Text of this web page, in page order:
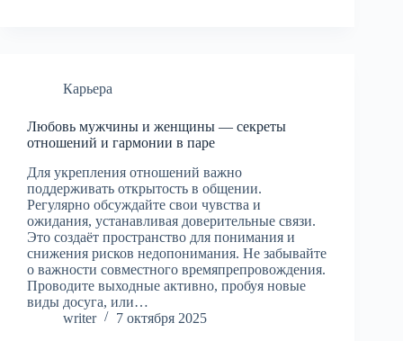
Карьера
Любовь мужчины и женщины — секреты
отношений и гармонии в паре
Для укрепления отношений важно
поддерживать открытость в общении.
Регулярно обсуждайте свои чувства и
ожидания, устанавливая доверительные связи.
Это создаёт пространство для понимания и
снижения рисков недопонимания. Не забывайте
о важности совместного времяпрепровождения.
Проводите выходные активно, пробуя новые
виды досуга, или…
writer
7 октября 2025